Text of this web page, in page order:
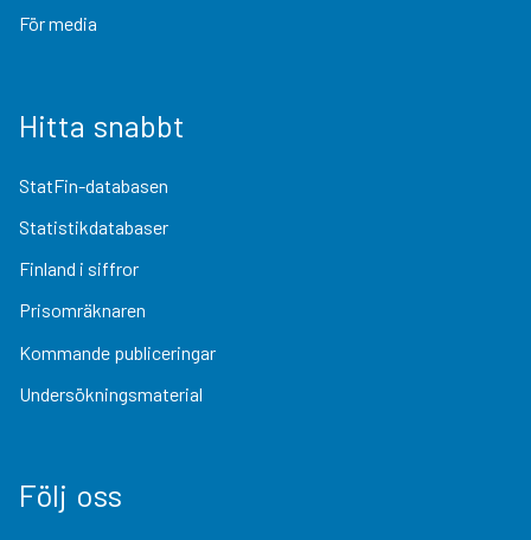
För media
Hitta snabbt
StatFin-databasen
Statistikdatabaser
Finland i siffror
Prisomräknaren
Kommande publiceringar
Undersökningsmaterial
Följ oss